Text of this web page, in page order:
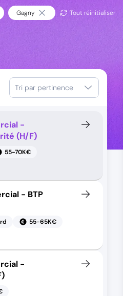
Gagny Tout réinitialiser
Tri par pertinence
-
(H/F)
55-70K€
- BTP
55-65K€
-